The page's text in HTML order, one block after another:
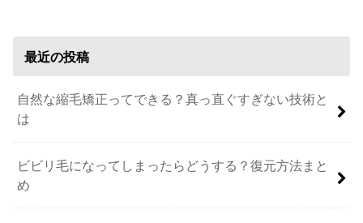
最近の投稿
自然な縮毛矯正ってできる？真っ直ぐすぎない技術と
は
ビビリ毛になってしまったらどうする？復元方法まと
め